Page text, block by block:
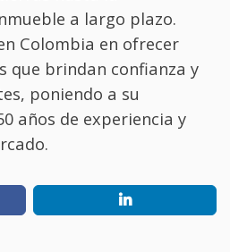
a largo plazo.
Colombia en ofrecer
que brindan confianza y
poniendo a su
años de experiencia y